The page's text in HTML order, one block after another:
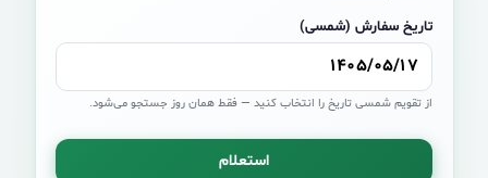
تاریخ سفارش (شمسی)
از تقویم شمسی تاریخ را انتخاب کنید — فقط همان روز جستجو می‌شود.
Website
استعلام